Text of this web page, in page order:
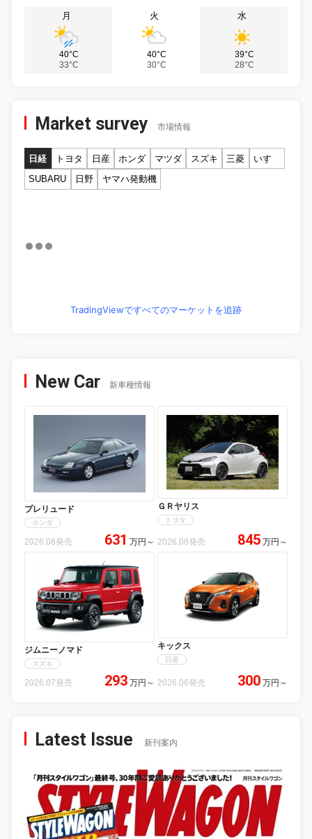
月
40°C
33°C
火
40°C
30°C
水
39°C
28°C
Market survey 市場情報
日経 トヨタ 日産 ホンダ マツダ スズキ 三菱
いすゞ
SUBARU
日野 ヤマハ発動機
TradingViewですべてのマーケットを追跡
New Car 新車種情報
プレリュード
ホンダ
2026.08発売 631 万円 ～
ＧＲヤリス
トヨタ
2026.08発売 845 万円 ～
ジムニーノマド
スズキ
2026.07発売 293 万円 ～
キックス
日産
2026.06発売 300 万円 ～
Latest Issue 新刊案内